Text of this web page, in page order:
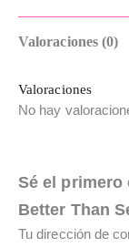
Valoraciones (0)
Valoraciones
No hay
Sé el primero
Better Than
Tu dirección de